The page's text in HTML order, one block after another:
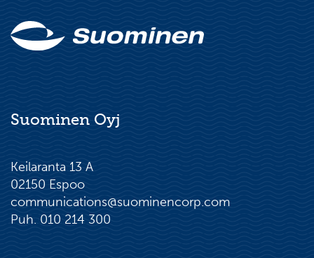
Suominen Oyj
Keilaranta 13 A
02150 Espoo
communications@suominencorp.com
Puh. 010 214 300